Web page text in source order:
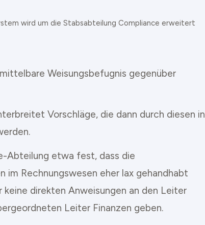
wird um die Stabsabteilung Compliance erweitert
Weisungsbefugnis gegenüber
Vorschläge, die dann durch diesen in
Abteilung etwa fest, dass die
im Rechnungswesen eher lax gehandhabt
keine direkten Anweisungen an den Leiter
Leiter Finanzen geben.